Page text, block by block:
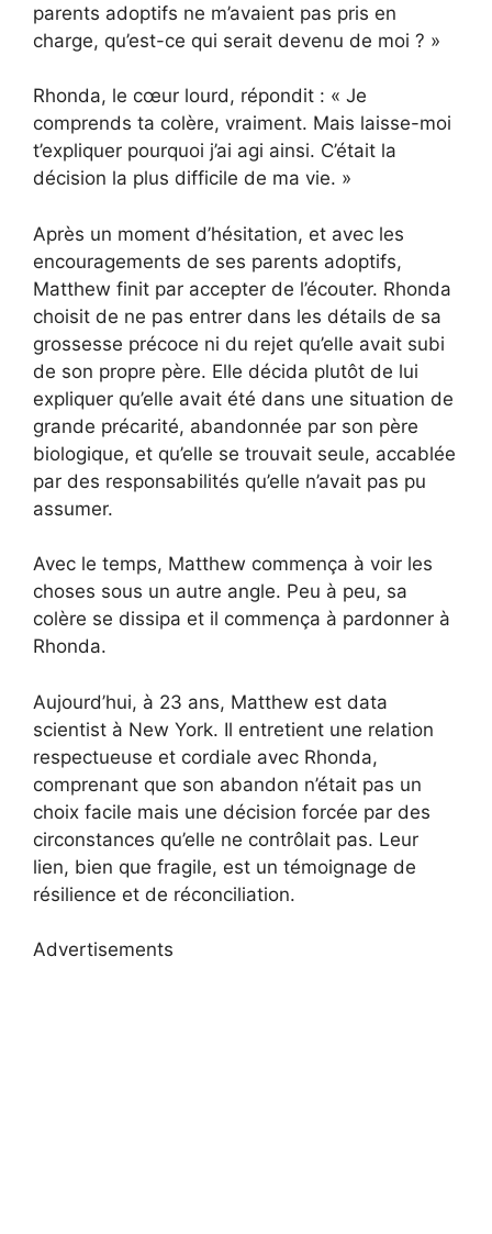
parents adoptifs ne m’avaient pas pris en
charge, qu’est-ce qui serait devenu de moi ? »
Rhonda, le cœur lourd, répondit : « Je
comprends ta colère, vraiment. Mais laisse-moi
t’expliquer pourquoi j’ai agi ainsi. C’était la
décision la plus difficile de ma vie. »
Après un moment d’hésitation, et avec les
encouragements de ses parents adoptifs,
Matthew finit par accepter de l’écouter. Rhonda
choisit de ne pas entrer dans les détails de sa
grossesse précoce ni du rejet qu’elle avait subi
de son propre père. Elle décida plutôt de lui
expliquer qu’elle avait été dans une situation de
grande précarité, abandonnée par son père
biologique, et qu’elle se trouvait seule, accablée
par des responsabilités qu’elle n’avait pas pu
assumer.
Avec le temps, Matthew commença à voir les
choses sous un autre angle. Peu à peu, sa
colère se dissipa et il commença à pardonner à
Rhonda.
Aujourd’hui, à 23 ans, Matthew est data
scientist à New York. Il entretient une relation
respectueuse et cordiale avec Rhonda,
comprenant que son abandon n’était pas un
choix facile mais une décision forcée par des
circonstances qu’elle ne contrôlait pas. Leur
lien, bien que fragile, est un témoignage de
résilience et de réconciliation.
Advertisements